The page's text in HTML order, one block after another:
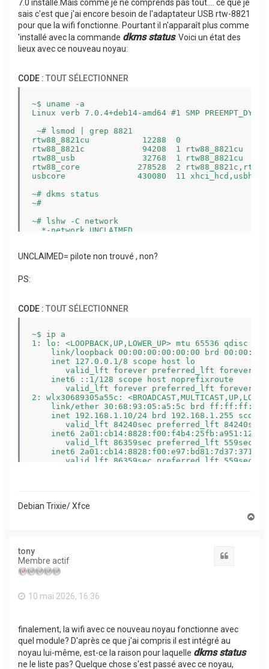
7.0 installé.Mais comme je ne comprends pas tout.... ce que je
sais c'est que j'ai encore besoin de l'adaptateur USB rtw-8821
pour que la wifi fonctionne. Pourtant il n'apparaît plus comme
'installé avec la commande dkms status. Voici un état des
lieux avec ce nouveau noyau:
CODE : TOUT SÉLECTIONNER
~$ uname -a
Linux verb 7.0.4+deb14-amd64 #1 SMP
~# lsmod | grep 8821
rtw88_8821cu           12288  0
rtw88_8821c            94208  1 rtw88_8821cu
rtw88_usb              32768  1 rtw88_8821cu
rtw88_core            278528  2
usbcore               430080  11
~# dkms status
~#
~# lshw -C network
  *-network UNCLAIMED
       vendor: MEDIATEK Corp.
       clock: 33MHz
capabilities: pciexpress msi pm
resources: iomemory:600-5ff
  *-network
       description: Wireless interface
       physical id: a
       bus info: usb@1:1
       logical name: wlx30689305a55c
       serial: 30:68:93:05:a5:5c
       capabilities: ethernet physical wireless
UNCLAIMED= pilote non trouvé , non?
PS:
CODE : TOUT SÉLECTIONNER
~$ ip a
1: lo: <LOOPBACK,UP,LOWER_UP> mtu 65536 qdisc
link/loopback 00:00:00:00:00:00 brd
    inet 127.0.0.1/8 scope host lo
       valid_lft forever preferred_lft forever
    inet6 ::1/128 scope host noprefixroute
       valid_lft forever preferred_lft forever
2: wlx30689305a55c:
link/ether 30:68:93:05:a5:5c brd
inet 192.168.1.10/24 brd 192.168.1.255 scope
       valid_lft 84240sec preferred_lft 84240sec
inet6
       valid_lft 86359sec preferred_lft 559sec
inet6
       valid_lft 86359sec preferred_lft 559sec
Debian Trixie/ Xfce
tony
Membre actif
10 mai 2026, 16:36
finalement, la wifi avec ce nouveau noyau fonctionne avec
quel module? D'après ce que j'ai compris il est intégré au
noyau lui-même, est-ce la raison pour laquelle dkms status
ne le liste pas? Quelque chose s'est passé avec ce noyau,